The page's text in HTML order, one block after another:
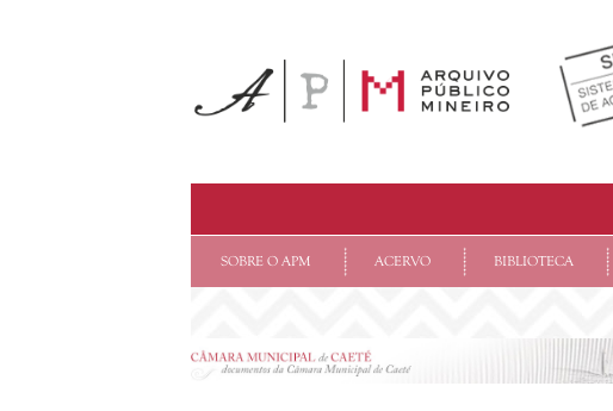
SOBRE O APM ACERVO BIBLIOTECA